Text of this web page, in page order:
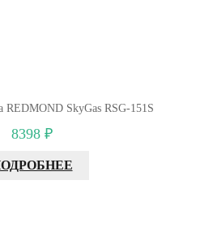
REDMOND SkyGas RSG-151S
8398 ₽